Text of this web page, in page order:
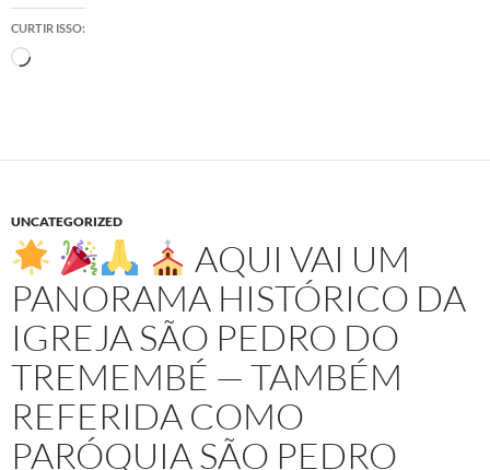
CURTIR ISSO:
Carregando...
UNCATEGORIZED
AQUI VAI UM
PANORAMA HISTÓRICO DA
IGREJA SÃO PEDRO DO
TREMEMBÉ — TAMBÉM
REFERIDA COMO
PARÓQUIA SÃO PEDRO